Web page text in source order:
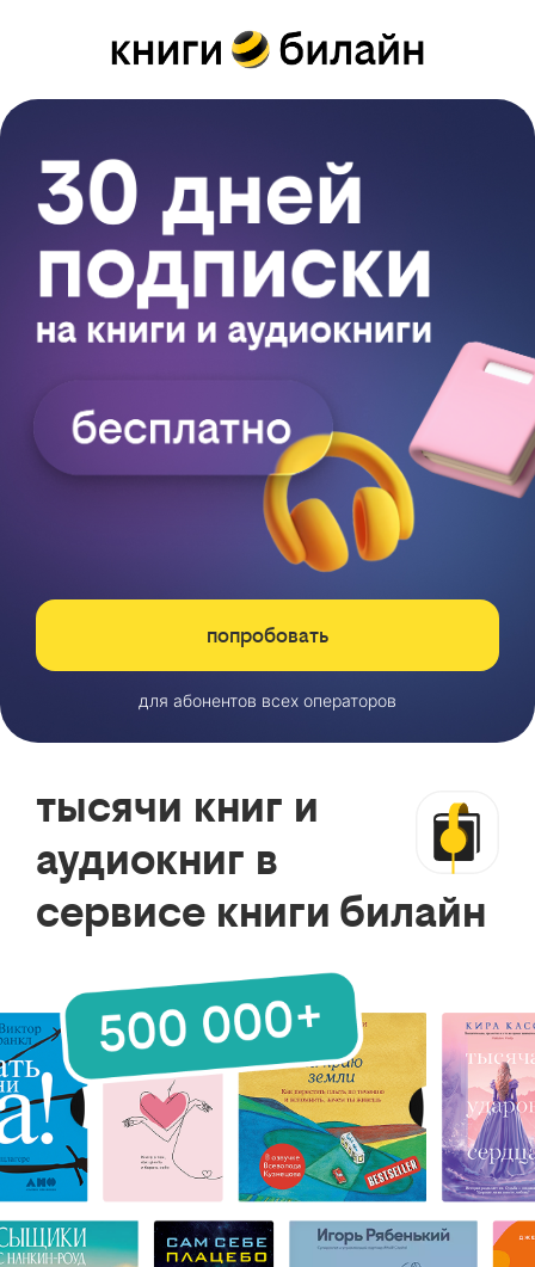
попробовать
для абонентов всех операторов
тысячи книг и
аудиокниг в
сервисе книги билайн